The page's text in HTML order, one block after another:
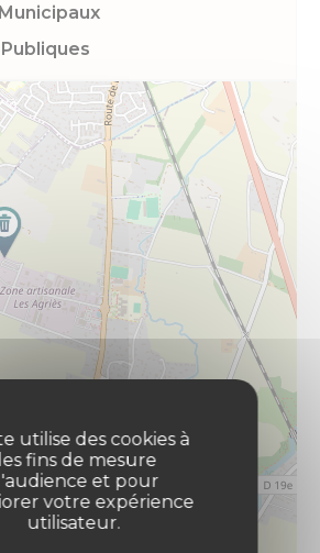
utilise des cookies à
fins de mesure
et pour
votre expérience
utilisateur.